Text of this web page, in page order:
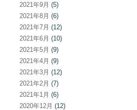
2021年9月 (5)
2021年8月 (6)
2021年7月 (12)
2021年6月 (10)
2021年5月 (9)
2021年4月 (9)
2021年3月 (12)
2021年2月 (7)
2021年1月 (6)
2020年12月 (12)